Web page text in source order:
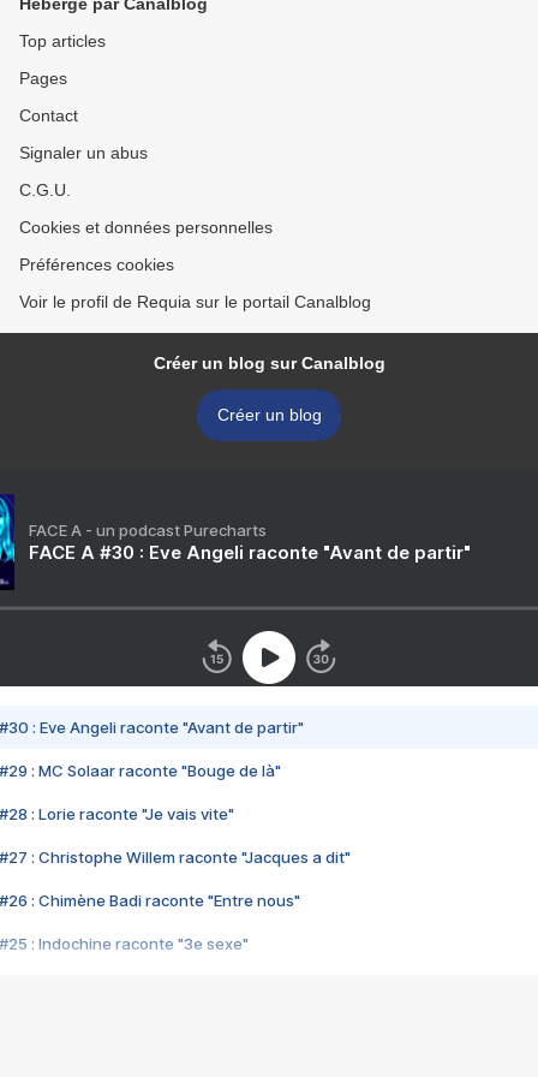
Top articles
Pages
Contact
Signaler un abus
C.G.U.
Cookies et données personnelles
Préférences cookies
Voir le profil de Requia sur le portail Canalblog
Créer un blog sur Canalblog
Créer un blog
FACE A - un podcast Purecharts
FACE A #30 : Eve Angeli raconte "Avant de partir"
#30 : Eve Angeli raconte "Avant de partir"
#29 : MC Solaar raconte "Bouge de là"
#28 : Lorie raconte "Je vais vite"
#27 : Christophe Willem raconte "Jacques a dit"
#26 : Chimène Badi raconte "Entre nous"
#25 : Indochine raconte "3e sexe"